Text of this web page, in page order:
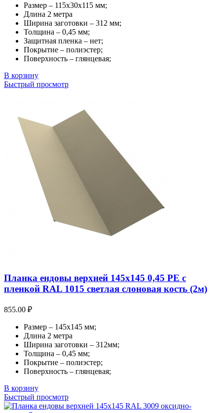
Размер – 115х30х115 мм;
Длина 2 метра
Ширина заготовки – 312 мм;
Толщина – 0,45 мм;
Защитная пленка – нет;
Покрытие – полиэстер;
Поверхность – глянцевая;
В корзину
Быстрый просмотр
Планка ендовы верхней 145х145 0,45 PE с
пленкой RAL 1015 светлая слоновая кость (2м)
855.00 ₽
Размер – 145х145 мм;
Длина 2 метра
Ширина заготовки – 312мм;
Толщина – 0,45 мм;
Покрытие – полиэстер;
Поверхность – глянцевая;
В корзину
Быстрый просмотр